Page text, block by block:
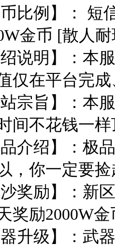
比例】： 短
金币 [散人
说明】：本
仅在平台完
宗旨】：本
间不花钱一
介绍】：极
，你一定要
奖励】：新
奖励2000W金
升级】：武